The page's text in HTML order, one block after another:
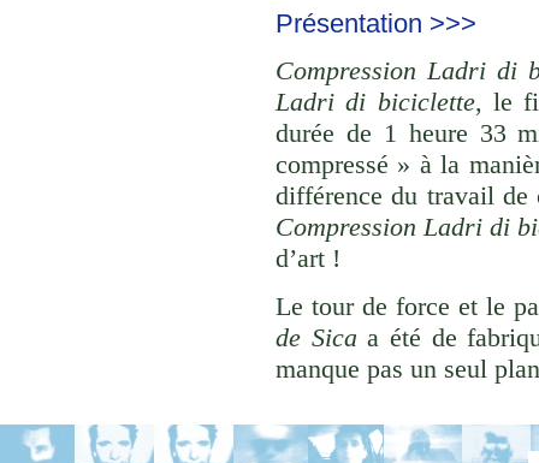
Présentation >>>
Compression Ladri di
Ladri di biciclette, le
durée de 1 heure 33
compressé » à la
différence du travail de
Compression Ladri di
d’art !
Le tour de force et le
de Sica a été de
manque pas un seul